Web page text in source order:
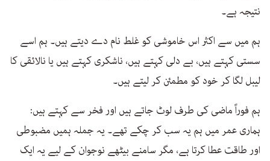
نتیجہ ہے۔
ہم میں سے اکثر اس خاموشی کو غلط نام دے دیتے ہیں۔ ہم اسے
سستی کہتے ہیں، بے دلی کہتے ہیں، ناشکری کہتے ہیں یا نالائقی کا
لیبل لگا کر خود کو مطمئن کر لیتے ہیں۔
ہم فوراً ماضی کی طرف لوٹ جاتے ہیں اور فخر سے کہتے ہیں:
ہماری عمر میں ہم یہ سب کر چکے تھے۔ یہ جملہ ہمیں مضبوطی
اور طاقت عطا کرتا ہے، مگر سامنے بیٹھے نوجوان کے لیے یہ ایک